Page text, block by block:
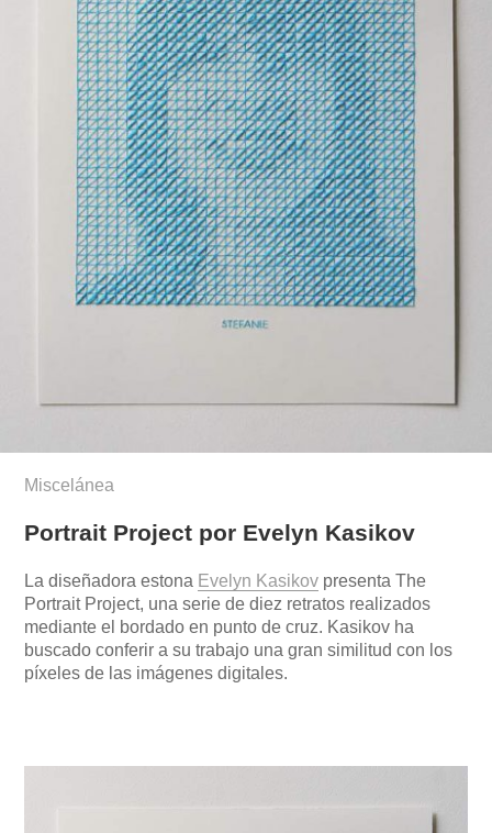
Miscelánea
Portrait Project por Evelyn Kasikov
La diseñadora estona Evelyn Kasikov presenta The
Portrait Project, una serie de diez retratos realizados
mediante el bordado en punto de cruz. Kasikov ha
buscado conferir a su trabajo una gran similitud con los
píxeles de las imágenes digitales.